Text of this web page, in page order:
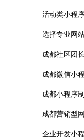
活动类小程
选择专业网
成都社区团
成都微信小
成都小程序
成都营销型
企业开发小